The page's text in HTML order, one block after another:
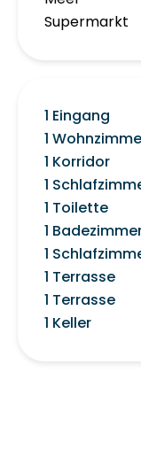
Supermarkt
1 Eingang
1
1 Korridor
1
1 Toilette
1
1
1 Terrasse
1 Terrasse
1 Keller